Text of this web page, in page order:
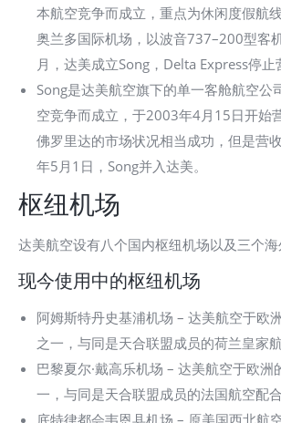
本航空竞争而成立，重点为休闲度假航
奥兰多国际机场，以波音737–200型客
月，达美成立Song，Delta Express停止
Song是达美航空旗下的单一客舱航空公
空竞争而成立，于2003年4月15日开始
佛罗里达的市场状况相当成功，但是营
年5月1日，Song并入达美。
枢纽机场
达美航空设有八个国内枢纽机场以及三个海
现今使用中的枢纽机场
阿姆斯特丹史基浦机场 – 达美航空于欧
之一，与同是天合联盟成员的荷兰皇家航
巴黎夏尔·戴高乐机场 – 达美航空于欧洲
一，与同是天合联盟成员的法国航空配合
底特律都会韦恩县机场 – 原美国西北航